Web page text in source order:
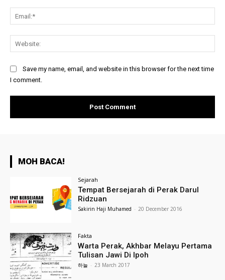
Save my name, email, and website in this browser for the next time
I comment.
MOH BACA!
Sejarah
Tempat Bersejarah di Perak Darul
Ridzuan
Sakirin Haji Muhamed - 20 December 2016
Fakta
Warta Perak, Akhbar Melayu Pertama
Tulisan Jawi Di Ipoh
하늘 - 23 March 2017